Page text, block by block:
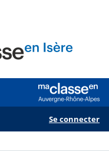
Se connecter